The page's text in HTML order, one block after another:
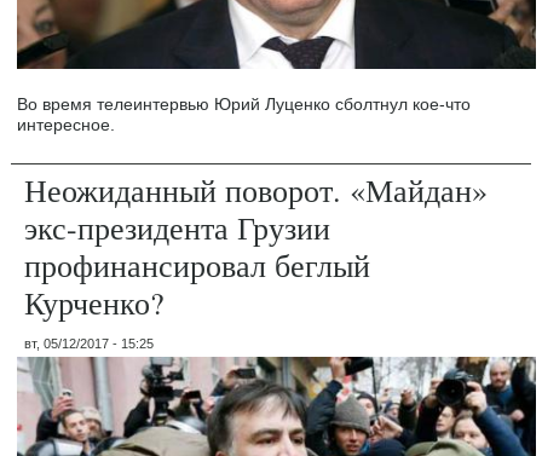
Во время телеинтервью Юрий Луценко сболтнул кое-что
интересное.
Неожиданный поворот. «Майдан»
экс-президента Грузии
профинансировал беглый
Курченко?
вт, 05/12/2017 - 15:25